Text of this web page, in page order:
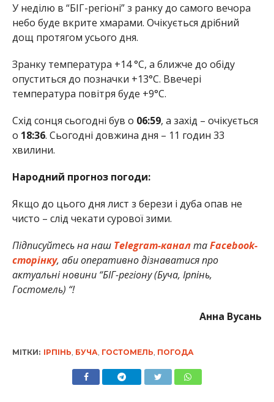
У неділю в “БІГ-регіоні” з ранку до самого вечора
небо буде вкрите хмарами. Очікується дрібний
дощ протягом усього дня.
Зранку температура +14 °С, а ближче до обіду
опуститься до позначки +13°С. Ввечері
температура повітря буде +9°С.
Схід сонця сьогодні був о 06:59, а захід – очікується
о 18:36. Сьогодні довжина дня – 11 годин 33
хвилини.
Народний прогноз погоди:
Якщо до цього дня лист з берези і дуба опав не
чисто – слід чекати сурової зими.
Підписуйтесь на наш Telegram-канал таFacebook-
сторінку, аби оперативно дізнаватися про
актуальні новини “БІГ-регіону (Буча, Ірпінь,
Гостомель) “!
Анна Вусань
МІТКИ: ІРПІНЬ БУЧА ГОСТОМЕЛЬ ПОГОДА